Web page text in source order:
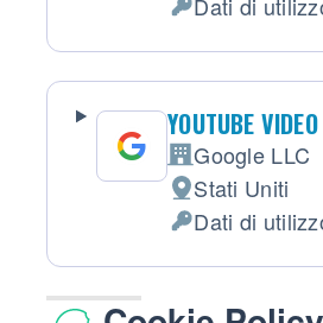
Dati Personali
YOUTUBE
Azienda:
Google LLC
Luogo del
Stati Uniti
Dati Personali
Dati di